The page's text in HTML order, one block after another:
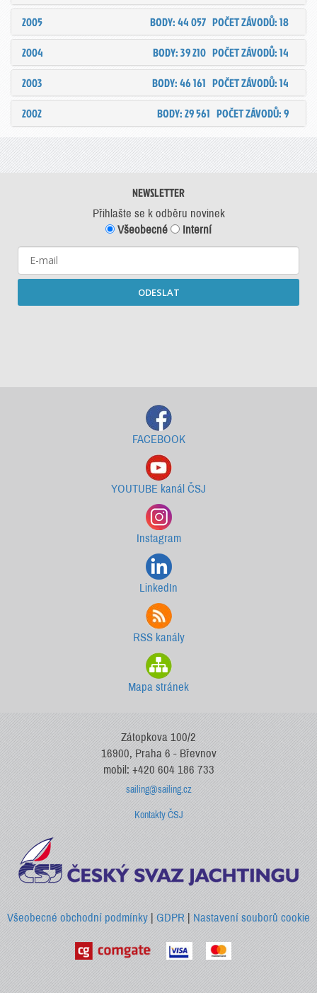
2005
POČET ZÁVODŮ: 18
BODY: 44 057
2004
POČET ZÁVODŮ: 14
BODY: 39 210
2003
POČET ZÁVODŮ: 14
BODY: 46 161
2002
POČET ZÁVODŮ: 9
BODY: 29 561
NEWSLETTER
Přihlašte se k odběru novinek
Všeobecné
Interní
ODESLAT
FACEBOOK
YOUTUBE kanál ČSJ
Instagram
LinkedIn
RSS kanály
Mapa stránek
Zátopkova 100/2
16900, Praha 6 - Břevnov
mobil: +420 604 186 733
sailing@sailing.cz
Kontakty ČSJ
Všeobecné obchodní podmínky |GDPR |Nastavení souborů cookie